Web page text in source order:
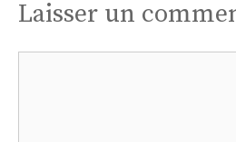
Laisser un